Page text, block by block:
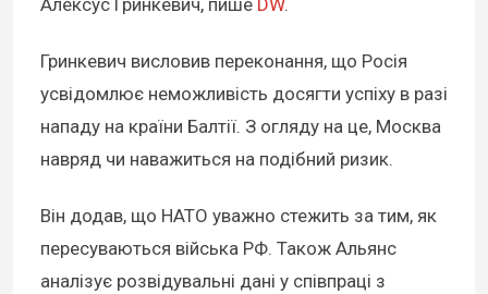
Гринкевич висловив переконання, що Росія
усвідомлює неможливість досягти успіху в разі
нападу на країни Балтії. З огляду на це, Москва
навряд чи наважиться на подібний ризик.
Він додав, що НАТО уважно стежить за тим, як
пересуваються війська РФ. Також Альянс
аналізує розвідувальні дані у співпраці з